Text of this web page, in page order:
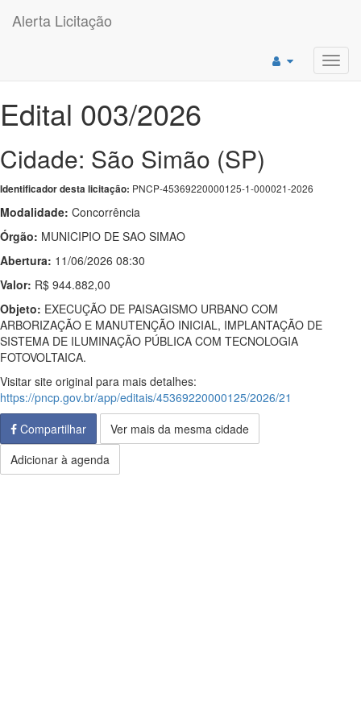
Alerta Licitação
Edital 003/2026
Cidade: São Simão (SP)
Identificador desta licitação: PNCP-45369220000125-1-000021-2026
Modalidade: Concorrência
Órgão: MUNICIPIO DE SAO SIMAO
Abertura: 11/06/2026 08:30
Valor: R$ 944.882,00
Objeto: EXECUÇÃO DE PAISAGISMO URBANO COM
ARBORIZAÇÃO E MANUTENÇÃO INICIAL, IMPLANTAÇÃO DE
SISTEMA DE ILUMINAÇÃO PÚBLICA COM TECNOLOGIA
FOTOVOLTAICA.
Visitar site original para mais detalhes:
https://pncp.gov.br/app/editais/45369220000125/2026/21
Compartilhar
Ver mais da mesma cidade
Adicionar à agenda